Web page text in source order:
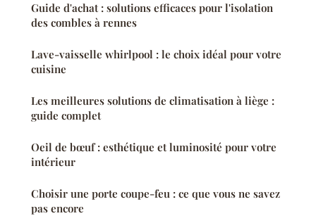
Guide d'achat : solutions efficaces pour l'isolation
des combles à rennes
Lave-vaisselle whirlpool : le choix idéal pour votre
cuisine
Les meilleures solutions de climatisation à liège :
guide complet
Oeil de bœuf : esthétique et luminosité pour votre
intérieur
Choisir une porte coupe-feu : ce que vous ne savez
pas encore